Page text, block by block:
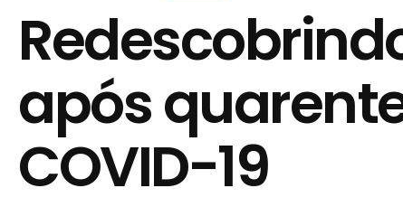
após
COVID-19